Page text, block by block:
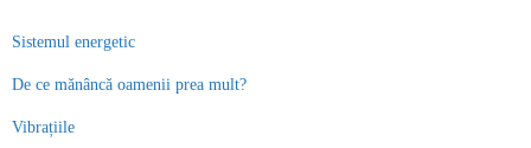
Sistemul energetic
De ce mănâncă oamenii prea mult?
Vibrațiile